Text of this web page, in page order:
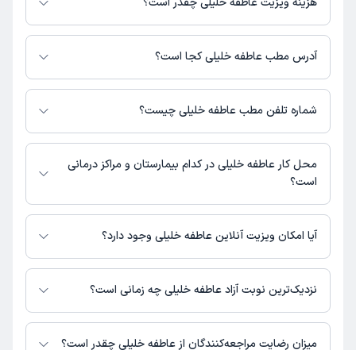
برای اطلاع از هزینه ویزیت عاطفه خلیلی، لازم است با مطب تماس بگیرید.
آدرس مطب عاطفه خلیلی کجا است؟
عاطفه خلیلی 1 مطب فعال دارند. آدرس مطب‌های عاطفه خلیلی به شرح زیر
است.شماره تلفن مطب عاطفه خلیلی چیست؟
مطب خیابان 24 متری : 09367504877
محل کار عاطفه خلیلی در کدام بیمارستان و مراکز درمانی
است؟
اطلاعاتی درباره محل فعالیت عاطفه خلیلی در مراکز درمانی در دسترس نیست.
آیا امکان ویزیت آنلاین عاطفه خلیلی وجود دارد؟
در حال حاضر اطلاعاتی درباره ارائه ویزیت آنلاین توسط عاطفه خلیلی در دسترس
نیست. برای دریافت اطلاعات دقیق‌تر، لطفاً با مطب تماس بگیرید.
نزدیک‌ترین نوبت آزاد عاطفه خلیلی چه زمانی است؟
عاطفه خلیلی از روز دوشنبه 19 مرداد 1405 بیمار جدید می‌پذیرند.
میزان رضایت مراجعه‌کنندگان از عاطفه خلیلی چقدر است؟